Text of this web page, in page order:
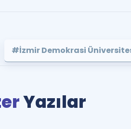
#İzmir Demokrasi
Yazılar